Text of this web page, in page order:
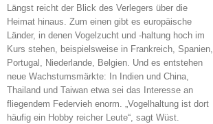
Längst reicht der Blick des Verlegers über die
Heimat hinaus. Zum einen gibt es europäische
Länder, in denen Vogelzucht und -haltung hoch im
Kurs stehen, beispielsweise in Frankreich, Spanien,
Portugal, Niederlande, Belgien. Und es entstehen
neue Wachstumsmärkte: In Indien und China,
Thailand und Taiwan etwa sei das Interesse an
fliegendem Federvieh enorm. „Vogelhaltung ist dort
häufig ein Hobby reicher Leute“, sagt Wüst.